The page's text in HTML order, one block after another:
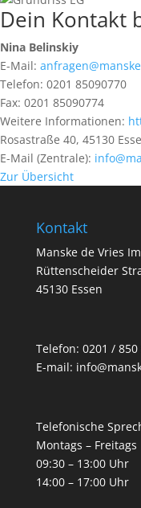
Dein Kontakt
Nina Belinskiy
E-Mail:
Telefon: 0201 85090770
Fax: 0201 85090774
Weitere Informationen:
Rosastraße 40, 45130
E-Mail (Zentrale):
Zur Übersicht
Kontakt
Manske de Vries
Rüttenscheider
45130 Essen
Telefon: 0201 / 850
E-mail:
Telefonische
Montags – Freitags
09:30 – 13:00 Uhr
14:00 – 17:00 Uhr